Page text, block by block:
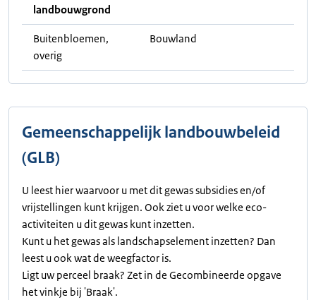
landbouwgrond
Buitenbloemen,
overig
Bouwland
Gemeenschappelijk landbouwbeleid
(GLB)
U leest hier waarvoor u met dit gewas subsidies en/of
vrijstellingen kunt krijgen. Ook ziet u voor welke eco-
activiteiten u dit gewas kunt inzetten.
Kunt u het gewas als landschapselement inzetten? Dan
leest u ook wat de weegfactor is.
Ligt uw perceel braak? Zet in de Gecombineerde opgave
het vinkje bij 'Braak'.